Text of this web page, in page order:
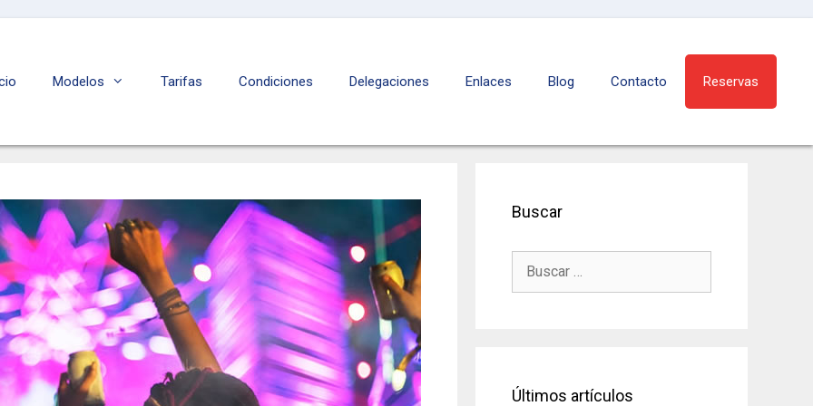
Modelos Tarifas Condiciones Delegaciones Enlaces Blog Contacto Reservas
Buscar
Últimos artículos